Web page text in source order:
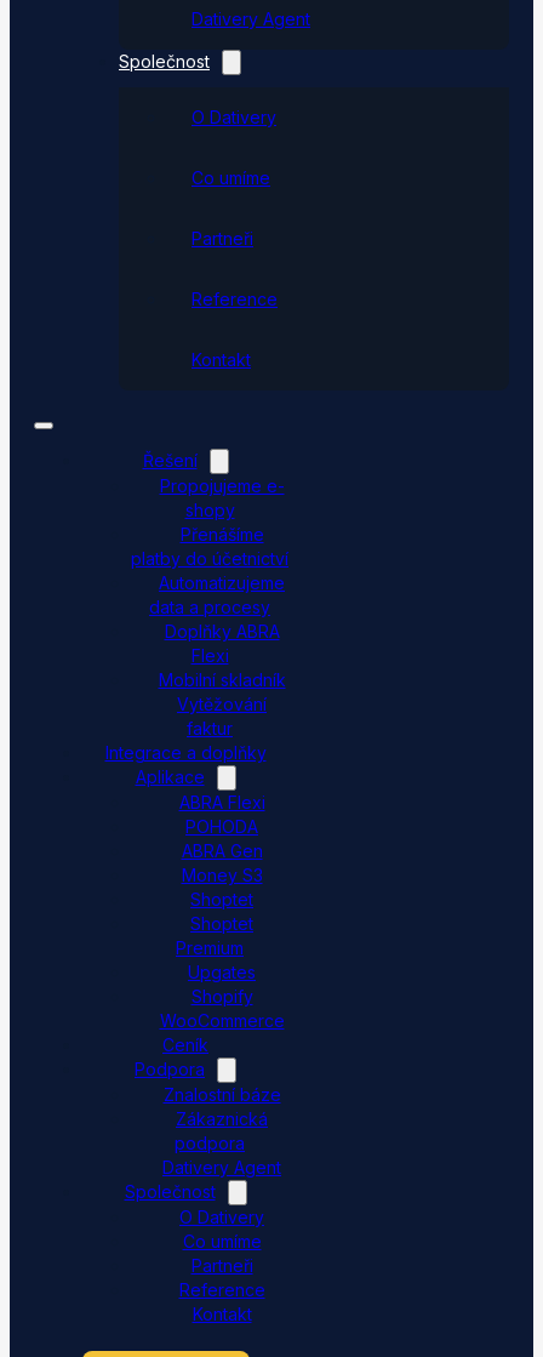
Dativery Agent
Společnost
O Dativery
Co umíme
Partneři
Reference
Kontakt
Řešení
Propojujeme e-
shopy
Přenášíme
platby do účetnictví
Automatizujeme
data a procesy
Doplňky ABRA
Flexi
Mobilní skladník
Vytěžování
faktur
Integrace a doplňky
Aplikace
ABRA Flexi
POHODA
ABRA Gen
Money S3
Shoptet
Shoptet
Premium
Upgates
Shopify
WooCommerce
Ceník
Podpora
Znalostní báze
Zákaznická
podpora
Dativery Agent
Společnost
O Dativery
Co umíme
Partneři
Reference
Kontakt